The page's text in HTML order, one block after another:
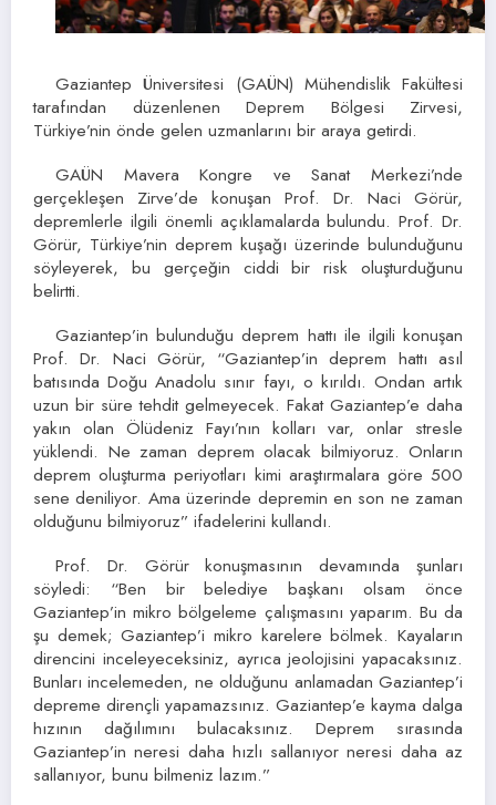
Gaziantep Üniversitesi (GAÜN) Mühendislik Fakültesi
tarafından düzenlenen Deprem Bölgesi Zirvesi,
Türkiye’nin önde gelen uzmanlarını bir araya getirdi.
GAÜN Mavera Kongre ve Sanat Merkezi’nde
gerçekleşen Zirve’de konuşan Prof. Dr. Naci Görür,
depremlerle ilgili önemli açıklamalarda bulundu. Prof. Dr.
Görür, Türkiye’nin deprem kuşağı üzerinde bulunduğunu
söyleyerek, bu gerçeğin ciddi bir risk oluşturduğunu
belirtti.
Gaziantep’in bulunduğu deprem hattı ile ilgili konuşan
Prof. Dr. Naci Görür, “Gaziantep’in deprem hattı asıl
batısında Doğu Anadolu sınır fayı, o kırıldı. Ondan artık
uzun bir süre tehdit gelmeyecek. Fakat Gaziantep’e daha
yakın olan Ölüdeniz Fayı’nın kolları var, onlar stresle
yüklendi. Ne zaman deprem olacak bilmiyoruz. Onların
deprem oluşturma periyotları kimi araştırmalara göre 500
sene deniliyor. Ama üzerinde depremin en son ne zaman
olduğunu bilmiyoruz” ifadelerini kullandı.
Prof. Dr. Görür konuşmasının devamında şunları
söyledi: “Ben bir belediye başkanı olsam önce
Gaziantep’in mikro bölgeleme çalışmasını yaparım. Bu da
şu demek; Gaziantep’i mikro karelere bölmek. Kayaların
direncini inceleyeceksiniz, ayrıca jeolojisini yapacaksınız.
Bunları incelemeden, ne olduğunu anlamadan Gaziantep’i
depreme dirençli yapamazsınız. Gaziantep’e kayma dalga
hızının dağılımını bulacaksınız. Deprem sırasında
Gaziantep’in neresi daha hızlı sallanıyor neresi daha az
sallanıyor, bunu bilmeniz lazım.”